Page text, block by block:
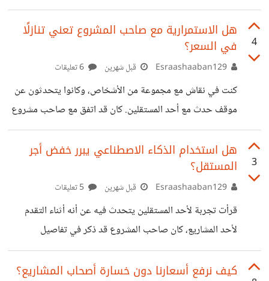
البداية كان موقع خمسات يضم العديد من المشتريين والعديد من
البائعين وكان هناك توافق كبير وتجانس في الطلبات حيث قد كان
المشتري الموثوق يعمل دائما باستمرار على الموقع وكان لا يحتاج
إلى التسويق لنفسه فدائما الخدمات ما تأتي له ما شاء الله وأيضا
البائع المميز والبائع النشيط كان يحتاج إلى قليل من التسويق
ولكن كان دائما يعمل ؟ فمن
4
هل الاستمرارية مع صاحب المشروع تعني تنازلًا
في السعر؟
قبل شهرين
كنت في نقاش مع مجموعة من الأشخاص، وكانوا يتحدثون عن
موقف حدث مع أحد المستقلين. كان قد اتفق مع صاحب مشروع
على تنفيذ عمل معين، لكن أثناء التفاوض طلب منه العميل
تخفيض السعر مقابل أن يكون هناك تعاون مستمر ومشاريع
مستقبلية. الشخص كان في حيرة بين أنه يرى أن عدم استقرار
الدخل يجعل هذا العرض فرصة جيدة للحصول على مصدر دخل
مستمر، وفي نفس الوقت يشعر أن تخفيض السعر قد لا يعكس
قيمة العمل والمجهود الذي يقدمه. بصراحه أرى أن
3
هل استخدام الذكاء الاصطناعي يبرر خفض أجر
المستقل؟
قبل شهرين
قرأت تجربة لأحد المستقلين يتحدث فيه عن أنه أثناء التقدم
لأحد المشاريع، كان صاحب المشروع قد ذكر في تفاصيل
المشروع أنه يسمح باستخدام أدوات الذكاء الاصطناعي أثناء
التنفيذ. وعندما تم الاتفاق المبدئي على السعر، تفاجأ المستقل بأن
كيف نرفع أسعارنا دون خسارة أصحاب المشاريع؟